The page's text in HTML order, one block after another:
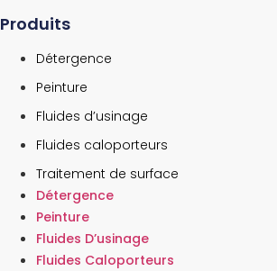
Produits
Détergence
Peinture
Fluides d’usinage
Fluides caloporteurs
Traitement de surface
Détergence
Peinture
Fluides D’usinage
Fluides Caloporteurs